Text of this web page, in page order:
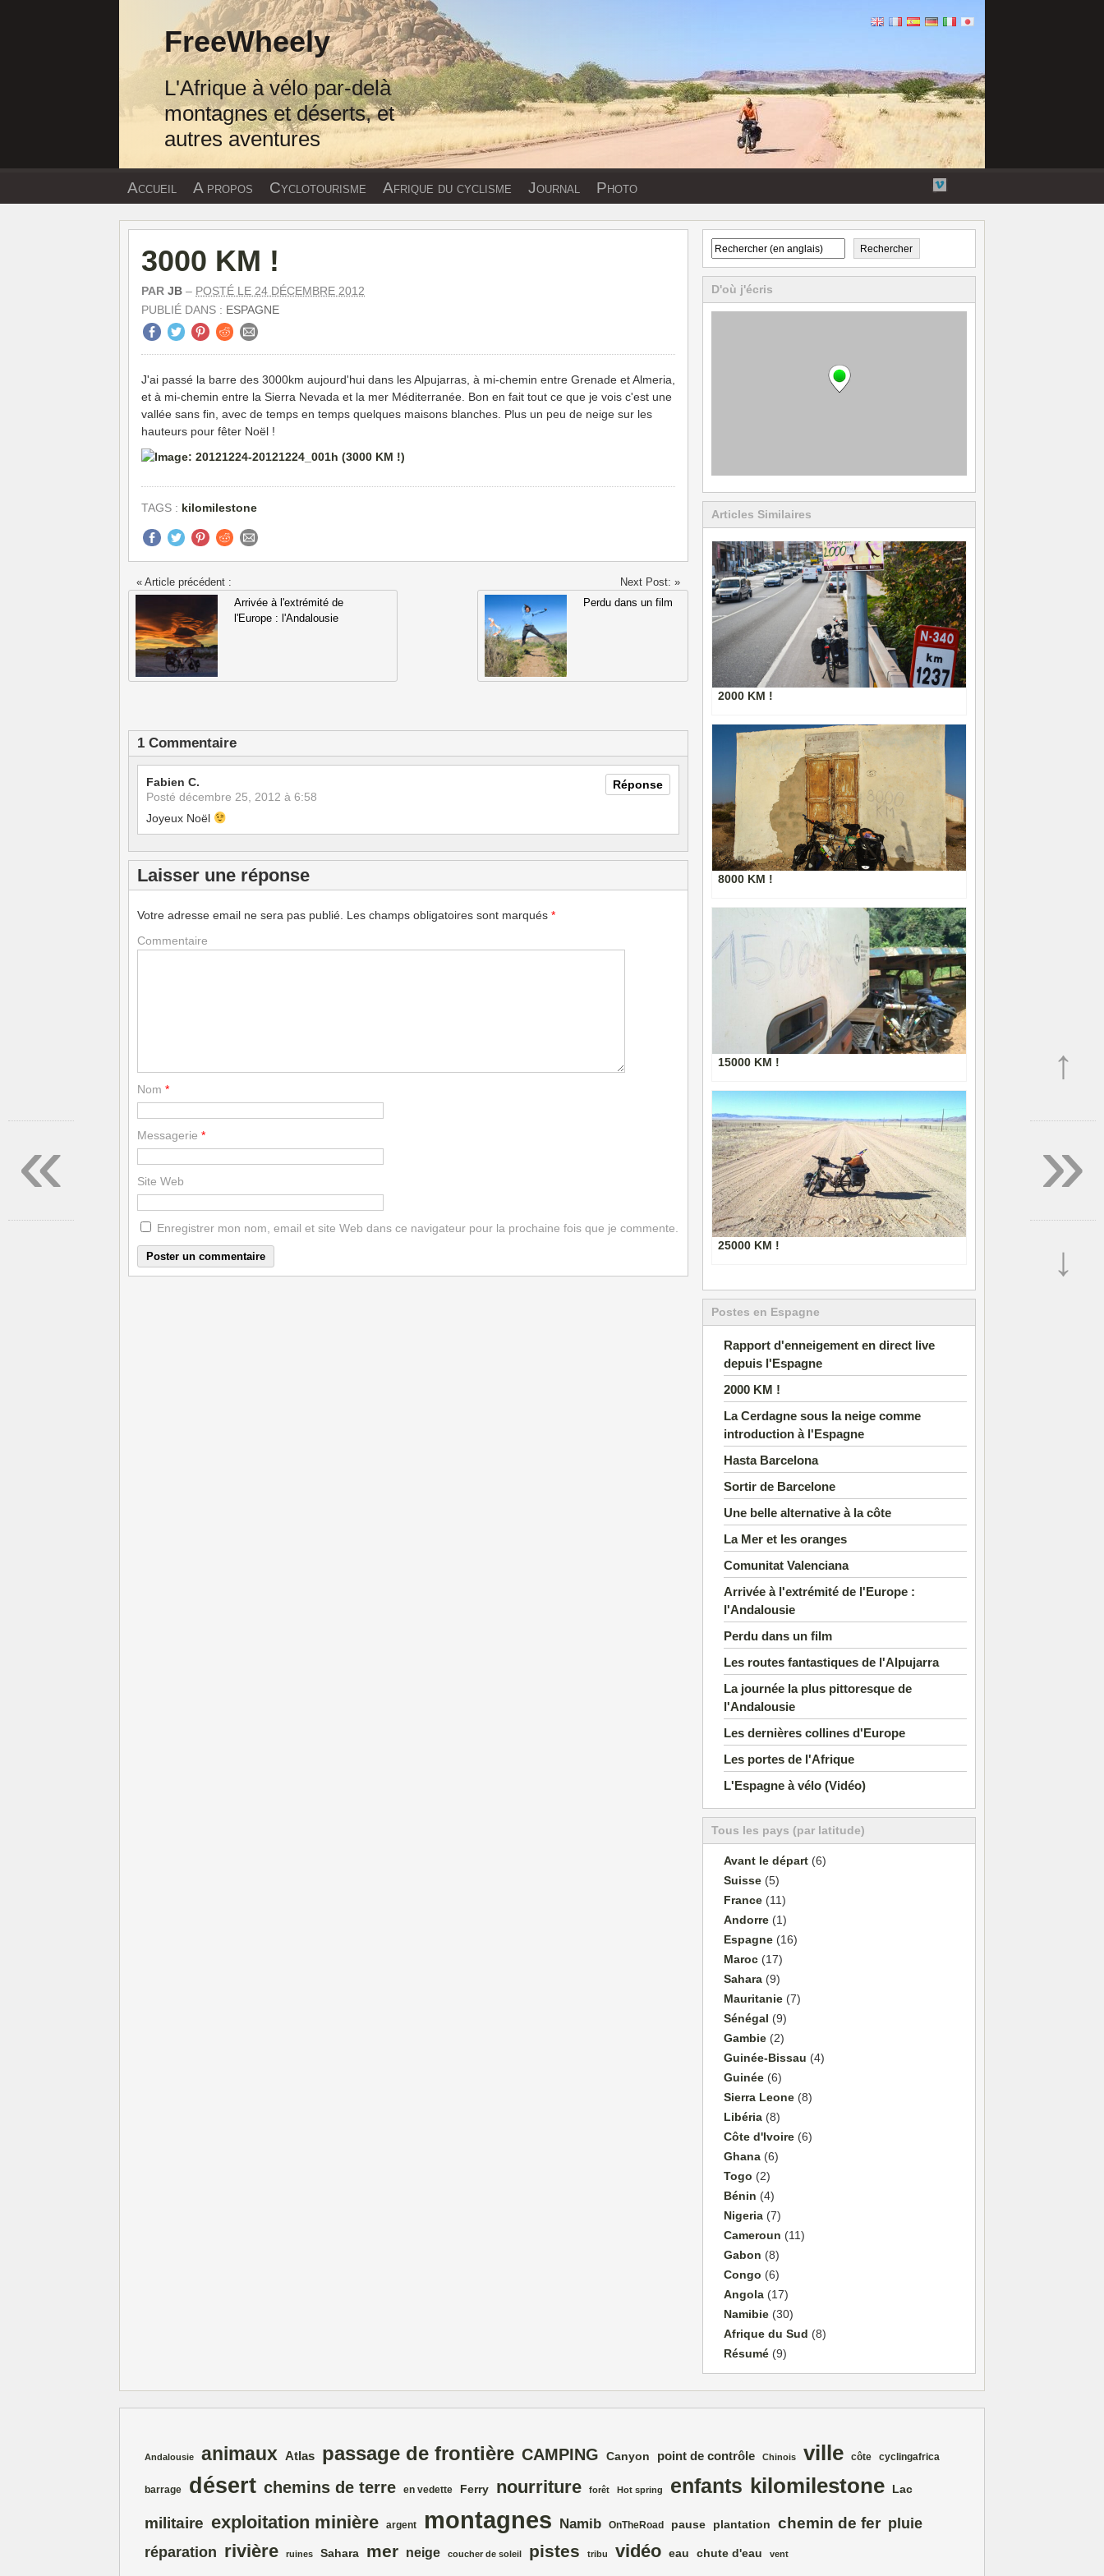
FreeWheely
L'Afrique à vélo par-delà
montagnes et déserts, et
autres aventures
Accueil A propos Cyclotourisme Afrique du cyclisme Journal Photo YouTube
Vimeo
3000 KM !
PAR JB – POSTÉ LE 24 DÉCEMBRE 2012
PUBLIÉ DANS : ESPAGNE
J'ai passé la barre des 3000km aujourd'hui dans les Alpujarras, à mi-chemin entre Grenade et Almeria,
et à mi-chemin entre la Sierra Nevada et la mer Méditerranée. Bon en fait tout ce que je vois c'est une
vallée sans fin, avec de temps en temps quelques maisons blanches. Plus un peu de neige sur les
hauteurs pour fêter Noël !
TAGS : kilomilestone
« Article précédent :
Arrivée à l'extrémité de
l'Europe : l'Andalousie
Next Post: »
Perdu dans un film
1 Commentaire
Réponse
Fabien C.
Posté décembre 25, 2012 à 6:58
Joyeux Noël
Laisser une réponse
Votre adresse email ne sera pas publié. Les champs obligatoires sont marqués *
Commentaire
Nom *
Messagerie *
Site Web
Enregistrer mon nom, email et site Web dans ce navigateur pour la prochaine fois que je commente.
Rechercher
D'où j'écris
Articles Similaires
2000 KM !
8000 KM !
15000 KM !
25000 KM !
Postes en Espagne
Rapport d'enneigement en direct live
depuis l'Espagne
2000 KM !
La Cerdagne sous la neige comme
introduction à l'Espagne
Hasta Barcelona
Sortir de Barcelone
Une belle alternative à la côte
La Mer et les oranges
Comunitat Valenciana
Arrivée à l'extrémité de l'Europe :
l'Andalousie
Perdu dans un film
Les routes fantastiques de l'Alpujarra
La journée la plus pittoresque de
l'Andalousie
Les dernières collines d'Europe
Les portes de l'Afrique
L'Espagne à vélo (Vidéo)
Tous les pays (par latitude)
Avant le départ(6)
Suisse(5)
France(11)
Andorre(1)
Espagne(16)
Maroc(17)
Sahara(9)
Mauritanie(7)
Sénégal (9)
Gambie(2)
Guinée-Bissau (4)
Guinée(6)
Sierra Leone(8)
Libéria(8)
Côte d'Ivoire(6)
Ghana(6)
Togo (2)
Bénin (4)
Nigeria(7)
Cameroun (11)
Gabon (8)
Congo (6)
Angola(17)
Namibie(30)
Afrique du Sud (8)
Résumé(9)
Andalousie animaux Atlas passage de frontière CAMPING Canyon point de contrôle Chinois ville côte cyclingafrica
barrage désert chemins de terre en vedette Ferry nourriture forêt Hot spring enfants kilomilestone Lac
militaire exploitation minière argent montagnes Namib OnTheRoad pause plantation chemin de fer pluie
réparation rivière ruines Sahara mer neige coucher de soleil pistes tribu vidéo eau chute d'eau vent
↑
»
↓
«